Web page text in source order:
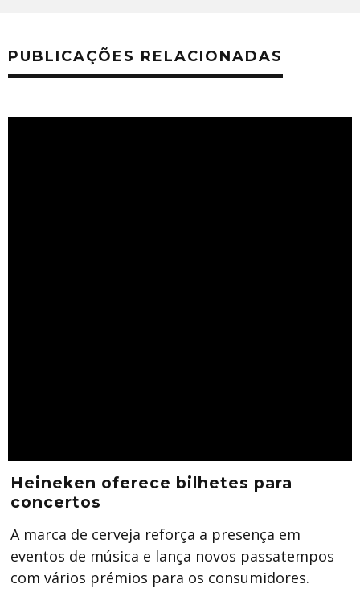
PUBLICAÇÕES RELACIONADAS
Heineken oferece bilhetes para
concertos
A marca de cerveja reforça a presença em
eventos de música e lança novos passatempos
com vários prémios para os consumidores.